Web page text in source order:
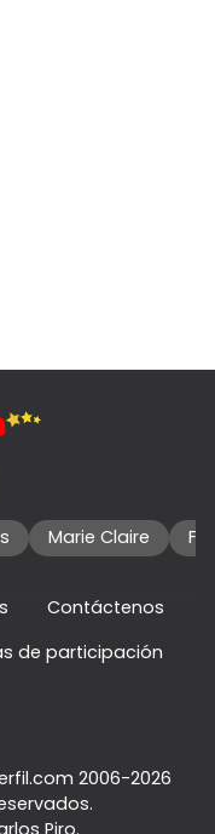
Marie Claire
Contáctenos
de participación
2006-2026
Piro.